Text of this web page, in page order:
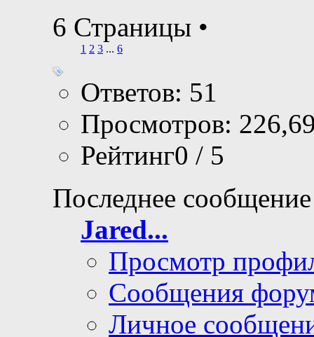
6 Страницы •
1 2 3 ... 6
Ответов: 51
Просмотров:
Рейтинг0 / 5
Последнее
Jared...
Просмотр
Сообщения
Личное